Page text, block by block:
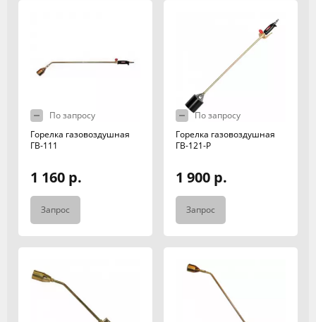
По запросу
Горелка газовоздушная
ГВ-111
1 160 р.
Запрос
По запросу
Горелка газовоздушная
ГВ-121-Р
1 900 р.
Запрос